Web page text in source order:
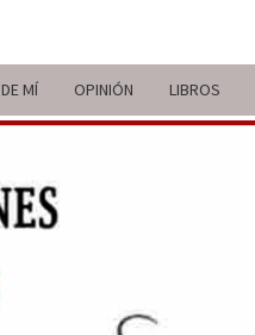
MÍ OPINIÓN LIBROS